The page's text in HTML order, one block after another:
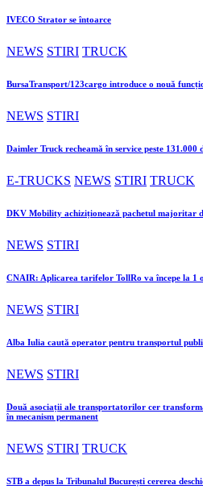
IVECO Strator se întoarce
NEWS STIRI TRUCK
BursaTransport/123cargo introduce o nouă
NEWS STIRI
Daimler Truck recheamă în service peste 131.000
E-TRUCKS NEWS STIRI TRUCK
DKV Mobility achiziționează pachetul majoritar
NEWS STIRI
CNAIR: Aplicarea tarifelor TollRo va începe la 1
NEWS STIRI
Alba Iulia caută operator pentru transportul
NEWS STIRI
Două asociații ale transportatorilor cer
în mecanism permanent
NEWS STIRI TRUCK
STB a depus la Tribunalul București cererea